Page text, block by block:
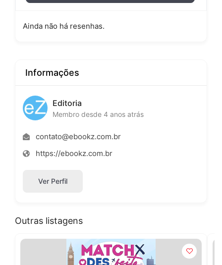
Ainda não há resenhas.
Informações
Editoria
Membro desde 4 anos atrás
contato@ebookz.com.br
https://ebookz.com.br
Ver Perfil
Outras listagens